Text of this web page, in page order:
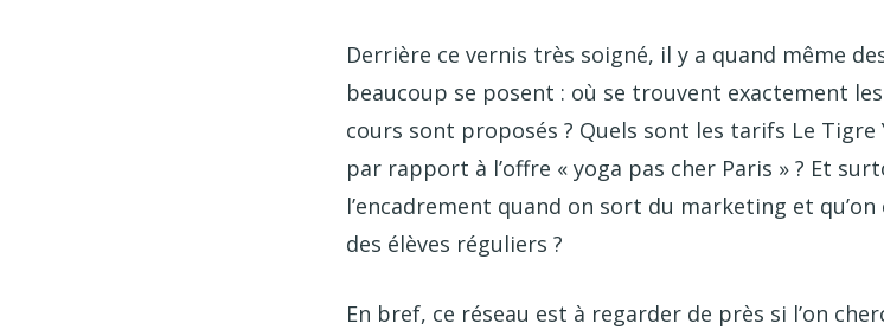
Derrière ce vernis très soigné, il y a quand même
beaucoup se posent : où se trouvent exactement
cours sont proposés ? Quels sont les tarifs Le
par rapport à l’offre « yoga pas cher Paris » ? Et
l’encadrement quand on sort du marketing et
des élèves réguliers ?
En bref, ce réseau est à regarder de près si l’on